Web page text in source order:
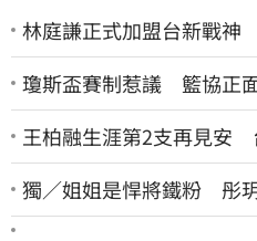
林庭謙正式加盟台新戰
瓊斯盃賽制惹議 籃協正
王柏融生涯第2支再見安
獨／姐姐是悍將鐵粉 彤